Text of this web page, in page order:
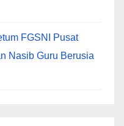
FGSNI Pusat
Nasib Guru Berusia